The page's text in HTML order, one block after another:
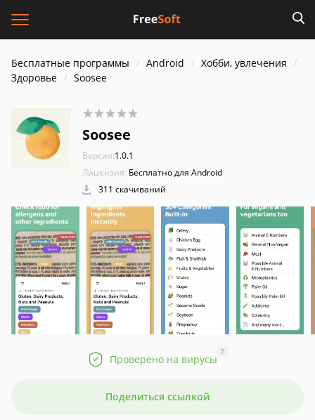
Бесплатные программы Android
Хобби, увлечения
Здоровье
Soosee
Soosee
Версия:1.0.1
Лицензия: Бесплатно для Android
311 скачиваний
Проверено на вирусы
?
Поделиться ссылкой